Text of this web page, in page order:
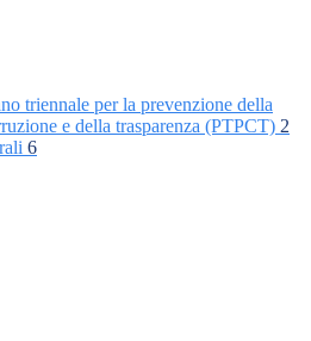
triennale per la prevenzione della
e della trasparenza (PTPCT) 2
6